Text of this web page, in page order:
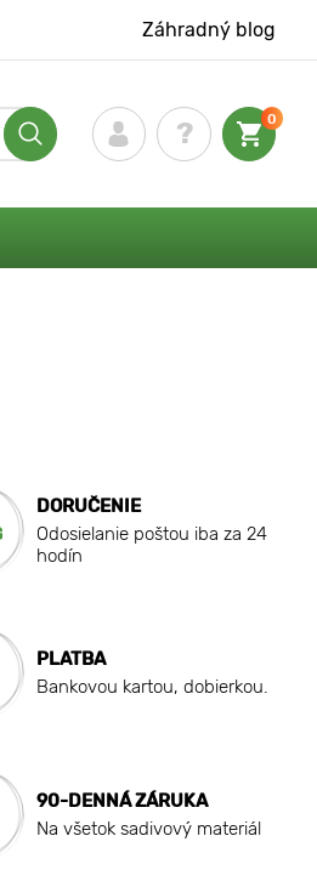
Záhradný blog
0
DORUČENIE
Odosielanie poštou iba za 24
hodín
PLATBA
Bankovou kartou, dobierkou.
90-DENNÁ ZÁRUKA
Na všetok sadivový materiál